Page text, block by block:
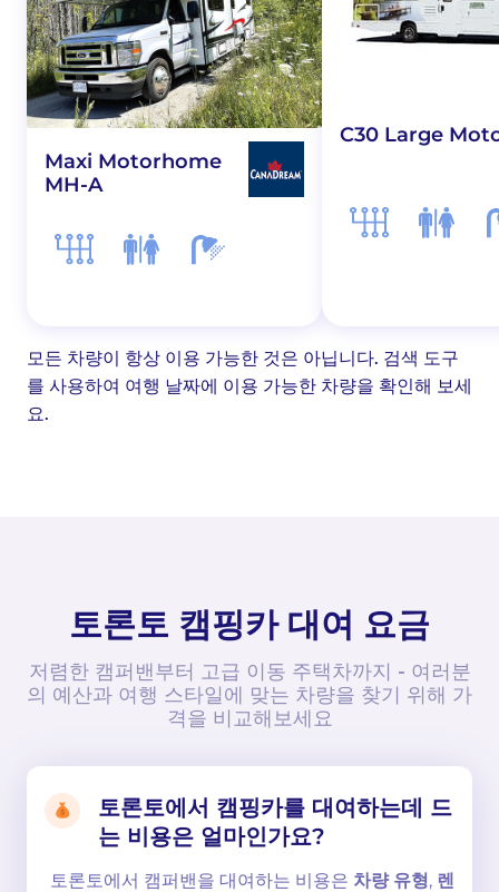
Maxi Motorhome
MH-A
C30 Large
모든 차량이 항상 이용 가능한 것은 아닙니다. 검색 도구
를 사용하여 여행 날짜에 이용 가능한 차량을 확인해 보세
요.
토론토 캠핑카 대여 요금
저렴한 캠퍼밴부터 고급 이동 주택차까지 - 여러분
의 예산과 여행 스타일에 맞는 차량을 찾기 위해 가
격을 비교해보세요
토론토에서 캠핑카를 대여하는데 드
는 비용은 얼마인가요?
토론토에서 캠퍼밴을 대여하는 비용은 차량 유형, 렌